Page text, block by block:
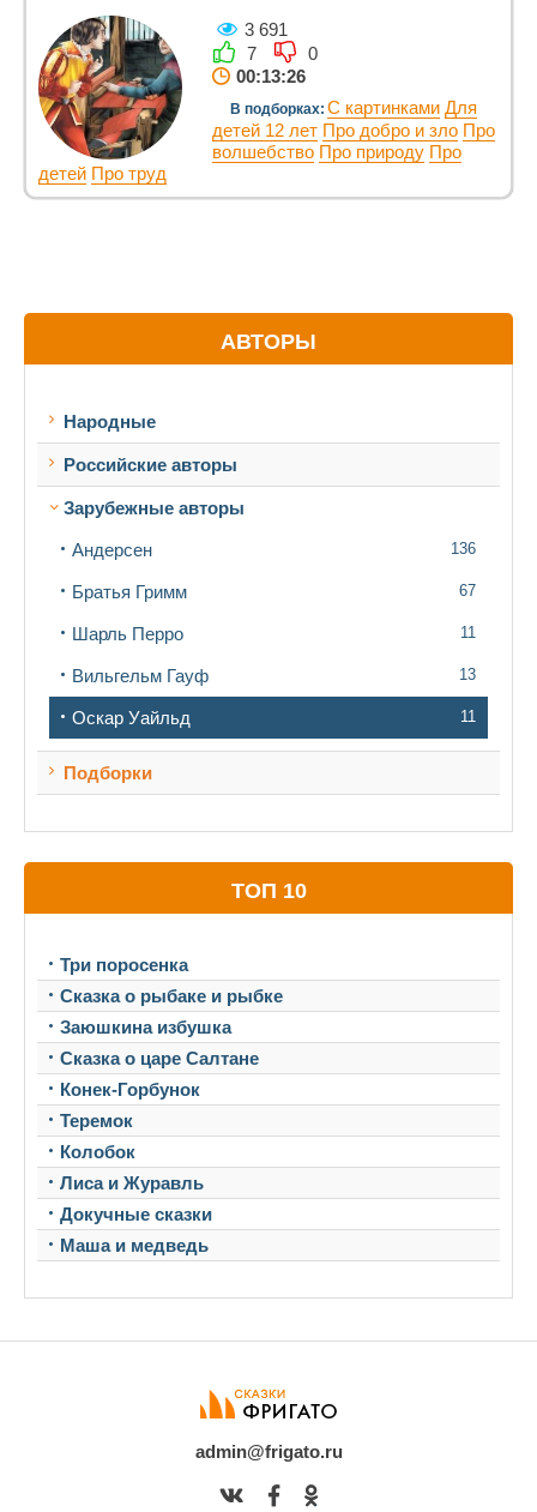
3 691
7
0
00:13:26
В подборках: С картинками Для
детей 12 лет Про добро и зло Про
волшебство Про природу Про
детей Про труд
АВТОРЫ
Народные
Российские авторы
Зарубежные авторы
Андерсен 136
Братья Гримм 67
Шарль Перро 11
Вильгельм Гауф 13
Оскар Уайльд 11
Подборки
ТОП 10
Три поросенка
Сказка о рыбаке и рыбке
Заюшкина избушка
Сказка о царе Салтане
Конек-Горбунок
Теремок
Колобок
Лиса и Журавль
Докучные сказки
Маша и медведь
admin@frigato.ru